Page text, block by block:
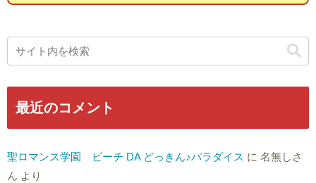
最近のコメント
聖ロマンス学園 ビーチ DA どっきん♪パラダイス に 名無しさ
ん より